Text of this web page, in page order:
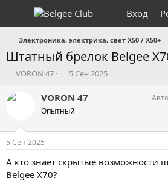
Вход
Электроника, электрика, свет X50 / X50+
Штатный брелок Belgee
А
т
т
е
м
ы
VORON 47
Д
т
а
н
а
л
а
5 Сен 2025
VORON 47
Опытный
Авто
5 Сен 2025
А кто знает скрытые возможности
Belgee X70?